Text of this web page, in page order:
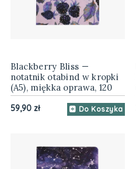
Blackberry Bliss —
notatnik otabind w kropki
(A5), miękka oprawa, 120
gsm
59,90 zł Do Koszyka